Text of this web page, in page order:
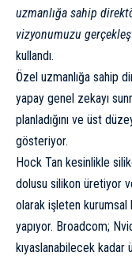
uzmanlığa sahip
vizyonumuzu
kullandı.
Özel uzmanlığa sahip
yapay genel zekayı
planladığını ve üst
gösteriyor.
Hock Tan kesinlikle
dolusu silikon üretiyor
olarak işleten kurumsal
yapıyor. Broadcom;
kıyaslanabilecek